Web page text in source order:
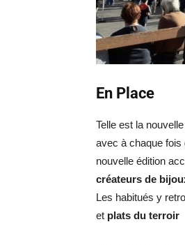
En Place
Telle est la
avec à chaque
nouvelle édition
créateurs de
Les habitués y
et plats du terroir